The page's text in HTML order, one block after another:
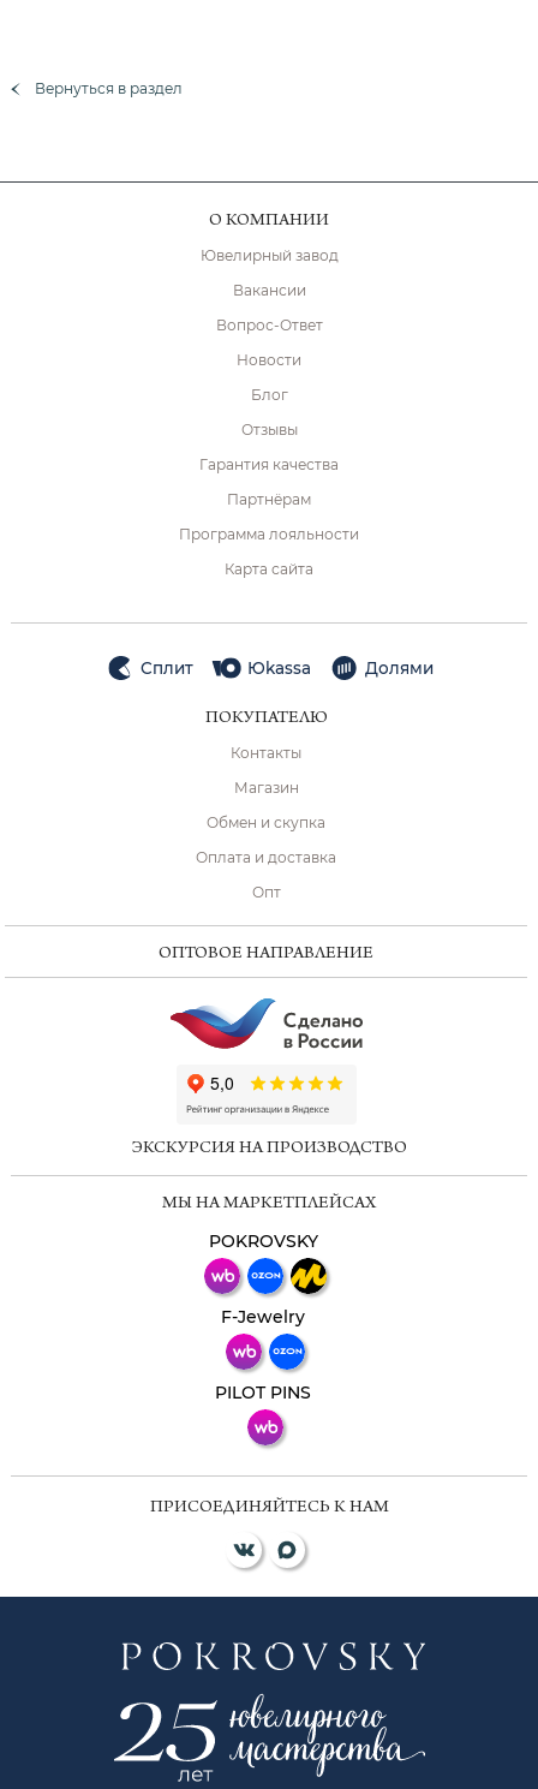
Вернуться в раздел
О КОМПАНИИ
Ювелирный завод
Вакансии
Вопрос-Ответ
Новости
Блог
Отзывы
Гарантия качества
Партнёрам
Программа лояльности
Карта сайта
Сплит Юkassa Долями
ПОКУПАТЕЛЮ
Контакты
Магазин
Обмен и скупка
Оплата и доставка
Опт
ОПТОВОЕ НАПРАВЛЕНИЕ
ЭКСКУРСИЯ НА ПРОИЗВОДСТВО
МЫ НА МАРКЕТПЛЕЙСАХ
POKROVSKY
F-Jewelry
PILOT PINS
ПРИСОЕДИНЯЙТЕСЬ К НАМ